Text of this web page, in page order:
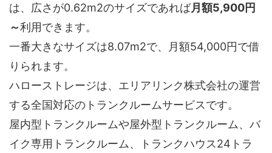
は、広さが0.62m2のサイズであれば月額5,900円
～利用できます。
一番大きなサイズは8.07m2で、月額54,000円で借
りられます。
ハローストレージは、エリアリンク株式会社の運営
する全国対応のトランクルームサービスです。
屋内型トランクルームや屋外型トランクルーム、バ
イク専用トランクルーム、トランクハウス24トラ